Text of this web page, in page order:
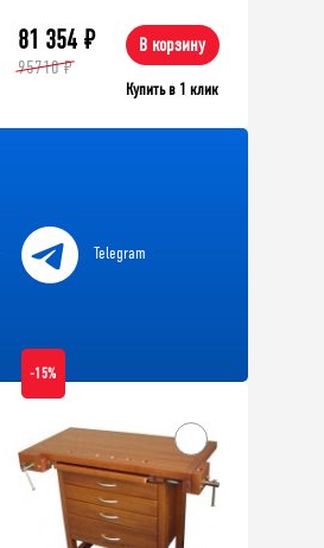
81 354 ₽
95710 ₽
В корзину
Купить в 1 клик
Telegram
-15%